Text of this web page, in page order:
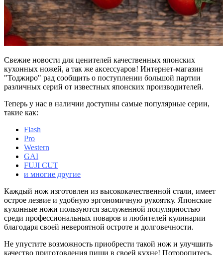
Свежие новости для ценителей качественных японских
кухонных ножей, а так же аксессуаров! Интернет-магазин
"Тоджиро" рад сообщить о поступлении большой партии
различных серий от известных японских производителей.
Теперь у нас в наличии доступны самые популярные серии,
такие как:
Flash
Pro
Western
GAI
FUJI CUT
и многие другие
Каждый нож изготовлен из высококачественной стали, имеет
острое лезвие и удобную эргономичную рукоятку. Японские
кухонные ножи пользуются заслуженной популярностью
среди профессиональных поваров и любителей кулинарии
благодаря своей невероятной остроте и долговечности.
Не упустите возможность приобрести такой нож и улучшить
качество приготовления пищи в своей кухне! Поторопитесь,